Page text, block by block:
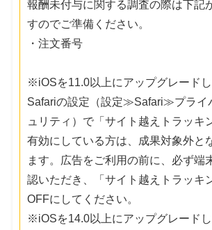
報酬未付与に関する調査の際は下記
すのでご準備ください。
・注文番号
※iOSを11.0以上にアップグレードし
Safariの設定（設定≫Safari≫プライ
ュリティ）で「サイト越えトラッキ
有効にしている方は、成果対象外と
ます。広告をご利用の前に、必ず端
認いただき、「サイト越えトラッキ
OFFにしてください。
※iOSを14.0以上にアップグレード